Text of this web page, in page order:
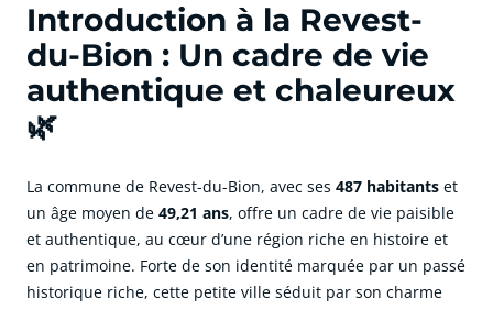
Introduction à la Revest-
du-Bion : Un cadre de vie
authentique et chaleureux
🌿
La commune de Revest-du-Bion, avec ses 487 habitants et
un âge moyen de 49,21 ans, offre un cadre de vie paisible
et authentique, au cœur d’une région riche en histoire et
en patrimoine. Forte de son identité marquée par un passé
historique riche, cette petite ville séduit par son charme